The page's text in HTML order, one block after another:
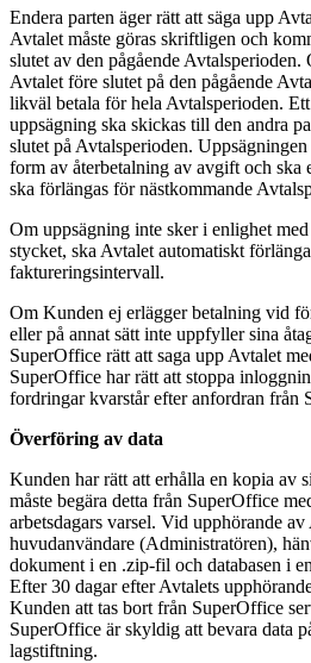
Endera parten äger rätt att säga upp
Avtalet måste göras skriftligen och
slutet av den pågående
Avtalet före slutet på den pågående
likväl betala för hela Avtalsperioden.
uppsägning ska skickas till den andra
slutet på Avtalsperioden.
form av återbetalning av avgift och ska
ska förlängas för nästkommande
Om uppsägning inte sker i enlighet
stycket, ska Avtalet automatiskt
faktureringsintervall.
Om Kunden ej erlägger betalning vid
eller på annat sätt inte uppfyller sina
SuperOffice rätt att saga upp Avtalet
SuperOffice har rätt att stoppa
fordringar kvarstår efter anfordran från
Överföring av data
Kunden har rätt att erhålla en kopia av
måste begära detta från SuperOffice
arbetsdagars varsel. Vid upphörande
huvudanvändare (Administratören),
dokument i en .zip-fil och databasen i
Efter 30 dagar efter Avtalets
Kunden att tas bort från SuperOffice
SuperOffice är skyldig att bevara data
lagstiftning.